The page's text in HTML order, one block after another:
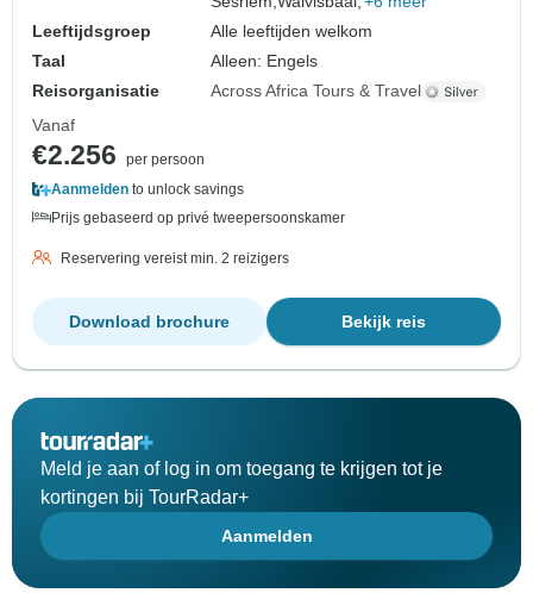
Leeftijdsgroep
Alle leeftijden welkom
Taal
Alleen: Engels
Reisorganisatie
Across Africa Tours & Travel
Vanaf
€2.256
per persoon
Aanmelden to unlock savings
Prijs gebaseerd op privé tweepersoonskamer
Reservering vereist min. 2 reizigers
Bekijk reis
Download brochure
Meld je aan of log in om toegang te krijgen tot je
kortingen bij TourRadar+
Aanmelden